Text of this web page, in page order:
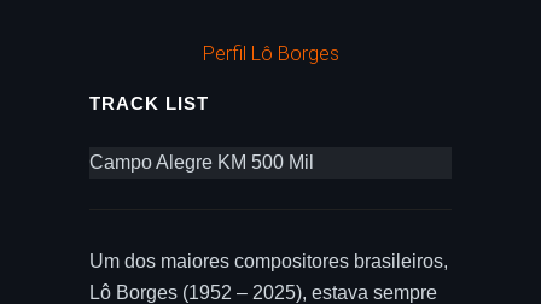
Perfil Lô Borges
TRACK LIST
Campo Alegre KM 500 Mil
Um dos maiores compositores brasileiros,
Lô Borges (1952 – 2025), estava sempre